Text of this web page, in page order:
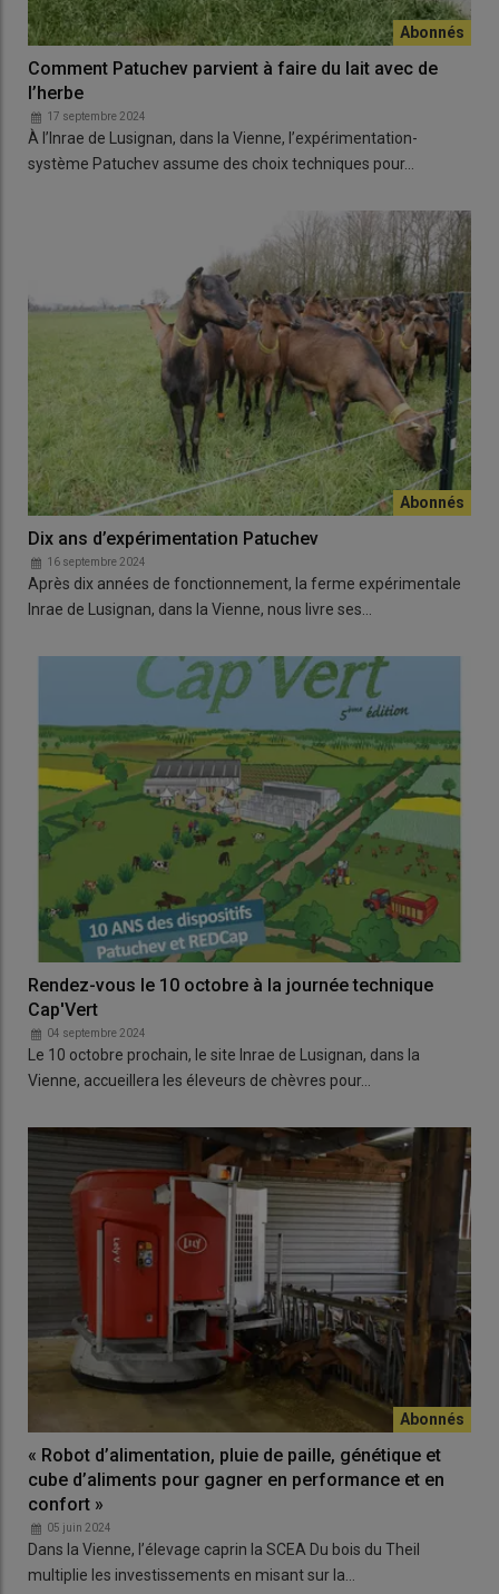
Comment Patuchev parvient à faire du lait avec de
l’herbe
17 septembre 2024
À l’Inrae de Lusignan, dans la Vienne, l’expérimentation-
système Patuchev assume des choix techniques pour…
Dix ans d’expérimentation Patuchev
16 septembre 2024
Après dix années de fonctionnement, la ferme expérimentale
Inrae de Lusignan, dans la Vienne, nous livre ses…
Rendez-vous le 10 octobre à la journée technique
Cap'Vert
04 septembre 2024
Le 10 octobre prochain, le site Inrae de Lusignan, dans la
Vienne, accueillera les éleveurs de chèvres pour…
« Robot d’alimentation, pluie de paille, génétique et
cube d’aliments pour gagner en performance et en
confort »
05 juin 2024
Dans la Vienne, l’élevage caprin la SCEA Du bois du Theil
multiplie les investissements en misant sur la…